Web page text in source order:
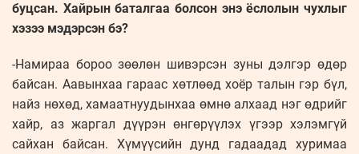
буцсан. Хайрын баталгаа болсон энэ ёслолын чухлыг
хэзээ мэдэрсэн бэ?
-Намираа бороо зөөлөн шивэрсэн зуны дэлгэр өдөр
байсан. Аавынхаа гараас хөтлөөд хоёр талын гэр бүл,
найз нөхөд, хамаатнуудынхаа өмнө алхаад нэг өдрийг
хайр, аз жаргал дүүрэн өнгөрүүлэх үгээр хэлэмгүй
сайхан байсан. Хүмүүсийн дунд гадаадад хуримаа